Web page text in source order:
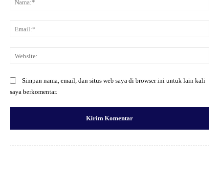
Simpan nama, email, dan situs web saya di browser ini untuk lain kali
saya berkomentar.